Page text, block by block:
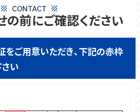
texture CON TACT texture
の前にご確認ください
をご用意いただき、下記の赤枠
い